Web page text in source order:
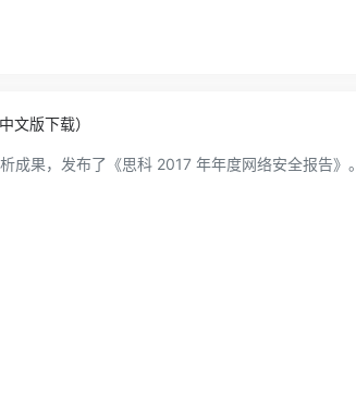
文版下载）
成果，发布了《思科 2017 年年度网络安全报告》。